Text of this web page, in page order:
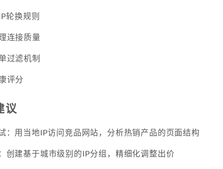
轮换规则
连接质量
过滤机制
评分
议
：用当地IP访问竞品网站，分析热销产品的页面结构
创建基于城市级别的IP分组，精细化调整出价